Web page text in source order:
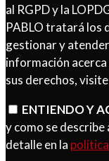
al RGPD y la
PABLO tratará los
gestionar y
información
sus derechos,
ENTIENDO Y
y como se
detalle en la